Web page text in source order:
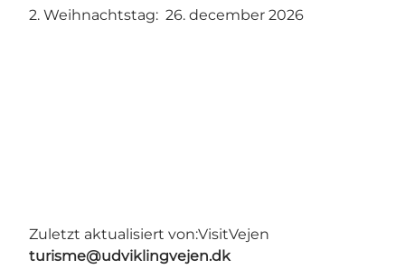
2. Weihnachtstag: 26. december 2026
Zuletzt aktualisiert von:VisitVejen
turisme@udviklingvejen.dk